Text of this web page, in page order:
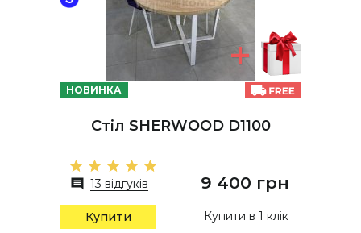
НОВИНКА
Стіл SHERWOOD D1100
13 відгуків 9 400 грн
Купити Купити в 1 клік